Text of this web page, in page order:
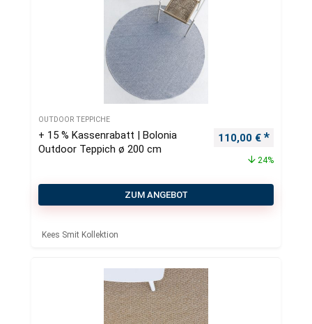
OUTDOOR TEPPICHE
+ 15 % Kassenrabatt | Bolonia
Outdoor Teppich ø 200 cm
Ursprünglicher
110,00 €
24%
ZUM ANGEBOT
Kees Smit Kollektion